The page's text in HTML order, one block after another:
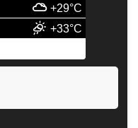
+29°C
+33°C